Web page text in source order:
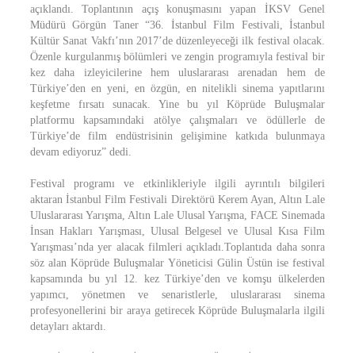
açıklandı. Toplantının açış konuşmasını yapan İKSV Genel
Müdürü Görgün Taner “36. İstanbul Film Festivali, İstanbul
Kültür Sanat Vakfı’nın 2017’de düzenleyeceği ilk festival olacak.
Özenle kurgulanmış bölümleri ve zengin programıyla festival bir
kez daha izleyicilerine hem uluslararası arenadan hem de
Türkiye’den en yeni, en özgün, en nitelikli sinema yapıtlarını
keşfetme fırsatı sunacak. Yine bu yıl Köprüde Buluşmalar
platformu kapsamındaki atölye çalışmaları ve ödüllerle de
Türkiye’de film endüstrisinin gelişimine katkıda bulunmaya
devam ediyoruz” dedi.
Festival programı ve etkinlikleriyle ilgili ayrıntılı bilgileri
aktaran İstanbul Film Festivali Direktörü Kerem Ayan, Altın Lale
Uluslararası Yarışma, Altın Lale Ulusal Yarışma, FACE Sinemada
İnsan Hakları Yarışması, Ulusal Belgesel ve Ulusal Kısa Film
Yarışması’nda yer alacak filmleri açıkladı.Toplantıda daha sonra
söz alan Köprüde Buluşmalar Yöneticisi Gülin Üstün ise festival
kapsamında bu yıl 12. kez Türkiye’den ve komşu ülkelerden
yapımcı, yönetmen ve senaristlerle, uluslararası sinema
profesyonellerini bir araya getirecek Köprüde Buluşmalarla ilgili
detayları aktardı.